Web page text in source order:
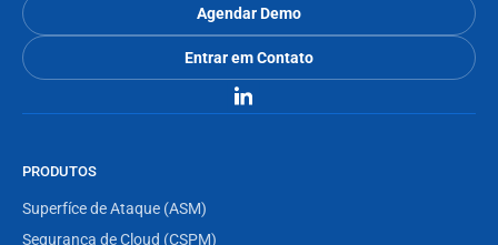
Agendar Demo
Entrar em Contato
PRODUTOS
Superfíce de Ataque (ASM)
Segurança de Cloud (CSPM)